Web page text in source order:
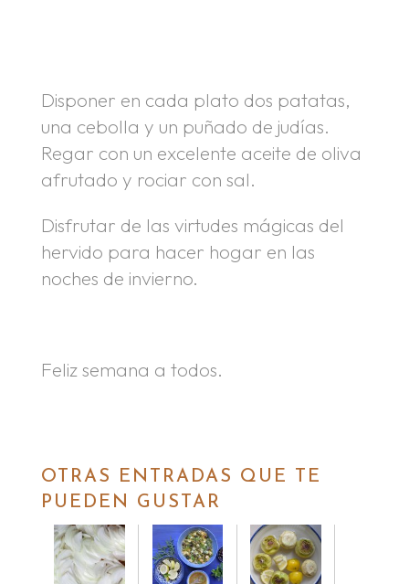
Disponer en cada plato dos patatas,
una cebolla y un puñado de judías.
Regar con un excelente aceite de oliva
afrutado y rociar con sal.
Disfrutar de las virtudes mágicas del
hervido para hacer hogar en las
noches de invierno.
Feliz semana a todos.
OTRAS ENTRADAS QUE TE
PUEDEN GUSTAR